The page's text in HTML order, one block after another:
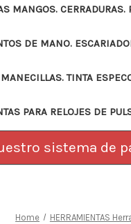
MANGOS. CERRADURAS.
DE MANO.
TINTA
PARA RELOJES DE
sistema de
Home HERRAMIENTAS